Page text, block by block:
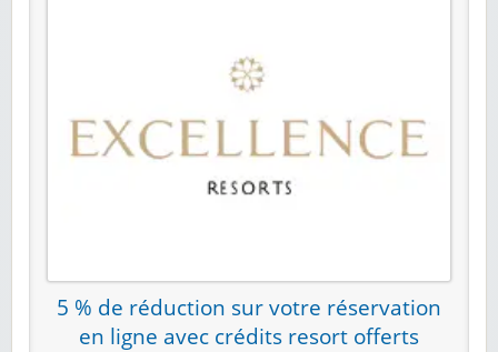
5 % de réduction sur votre réservation
en ligne avec crédits resort offerts